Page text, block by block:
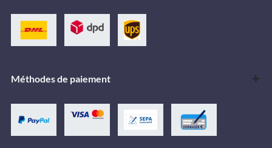
Méthodes de paiement